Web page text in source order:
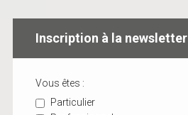
Inscription à la newsletter
Vous êtes :
Particulier